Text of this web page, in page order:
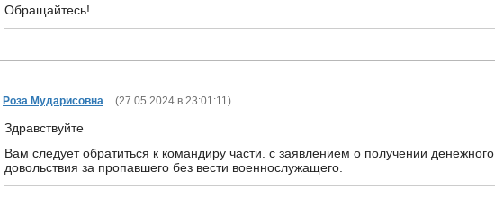
Обращайтесь!
Роза Мударисовна (27.05.2024 в 23:01:11)
Здравствуйте
Вам следует обратиться к командиру части. с заявлением о получении денежного
довольствия за пропавшего без вести военнослужащего.